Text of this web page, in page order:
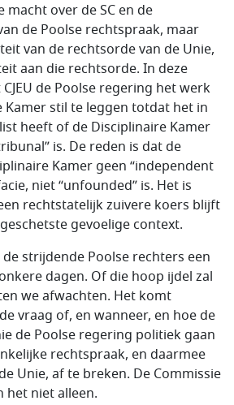
macht over de SC en de
de Poolse rechtspraak, maar
van de rechtsorde van de Unie,
aan die rechtsorde. In deze
de Poolse regering het werk
Kamer stil te leggen totdat het in
heeft of de Disciplinaire Kamer
is. De reden is dat de
Kamer geen “independent
niet “unfounded” is. Het is
rechtstatelijk zuivere koers blijft
gevoelige context.
strijdende Poolse rechters een
dagen. Of die hoop ijdel zal
we afwachten. Het komt
vraag of, en wanneer, en hoe de
de Poolse regering politiek gaan
rechtspraak, en daarmee
Unie, af te breken. De Commissie
het niet alleen.